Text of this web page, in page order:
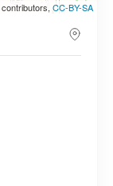
contributors, CC-BY-SA